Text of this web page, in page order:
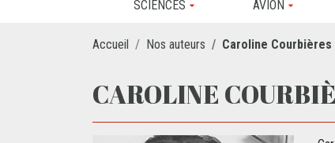
SCIENCES AVION
Accueil Nos auteurs Caroline Courbières
CAROLINE